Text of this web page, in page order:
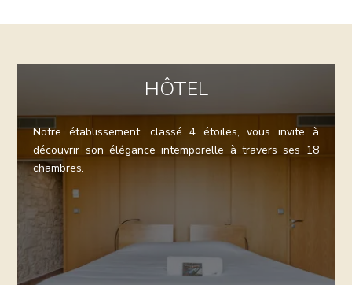
HÔTEL
Notre établissement, classé 4 étoiles, vous invite à
découvrir son élégance intemporelle à travers ses 18
chambres.